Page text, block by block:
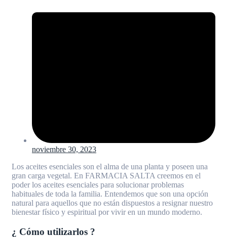
noviembre 30, 2023
Los aceites esenciales son el alma de una planta y poseen una
gran carga vegetal. En FARMACIA SALTA creemos en el
poder los aceites esenciales para solucionar problemas
habituales de toda la familia. Entendemos que son una opción
natural para aquellos que no están dispuestos a resignar nuestro
bienestar físico y espiritual por vivir en un mundo moderno.
¿ Cómo utilizarlos ?